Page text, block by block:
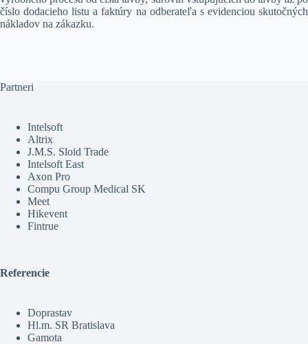
číslo dodacieho listu a faktúry na odberateľa s evidenciou skutočných
nákladov na zákazku.
Partneri
Intelsoft
Altrix
J.M.S. Sloid Trade
Intelsoft East
Axon Pro
Compu Group Medical SK
Meet
Hikevent
Fintrue
Referencie
Doprastav
Hl.m. SR Bratislava
Gamota